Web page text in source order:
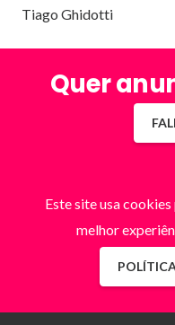
Tiago Ghidotti
Quer
Este site usa
melhor